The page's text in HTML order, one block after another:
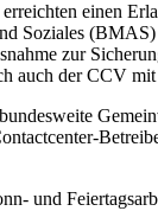
einen
Soziales
zur
auch der CCV
und